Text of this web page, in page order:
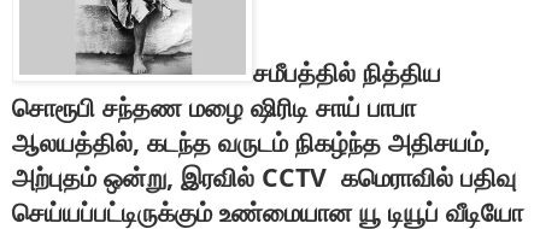
சமீபத்தில் நித்திய
சொரூபி சந்தண மழை ஷிரிடி சாய் பாபா
ஆலயத்தில், கடந்த வருடம் நிகழ்ந்த அதிசயம்,
அற்புதம் ஒன்று, இரவில் CCTV கமெராவில் பதிவு
செய்யப்பட்டிருக்கும் உண்மையான யூ டியூப் வீடியோ